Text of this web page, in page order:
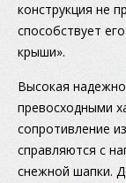
конструкция не
способствует
крыши».
Высокая
превосходными
сопротивление
справляются с
снежной шапки.